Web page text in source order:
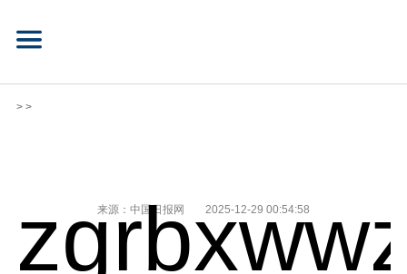
> >
来源：中国日报网 2025-12-29 00:54:58